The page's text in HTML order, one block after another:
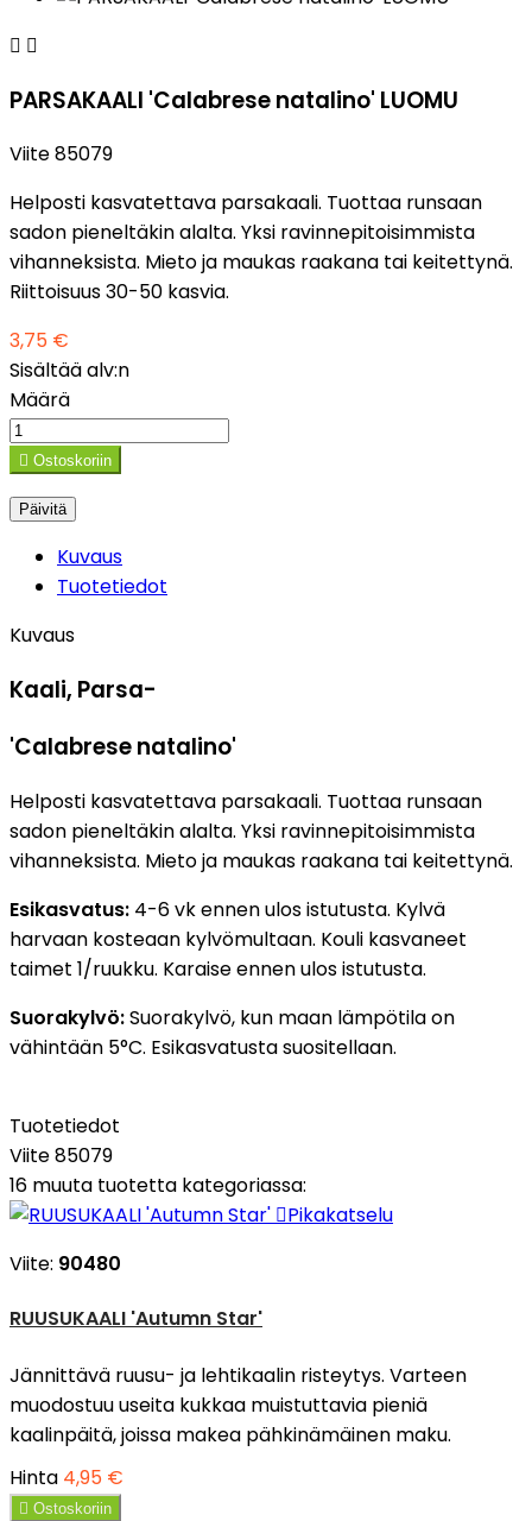
 
PARSAKAALI 'Calabrese natalino' LUOMU
Viite85079
Helposti kasvatettava parsakaali. Tuottaa runsaan
sadon pieneltäkin alalta. Yksi ravinnepitoisimmista
vihanneksista. Mieto ja maukas raakana tai keitettynä.
Riittoisuus 30-50 kasvia.
3,75 €
Sisältää alv:n
Määrä
 Ostoskoriin
Kuvaus
Tuotetiedot
Kuvaus
Kaali, Parsa-
'Calabrese natalino'
Helposti kasvatettava parsakaali. Tuottaa runsaan
sadon pieneltäkin alalta. Yksi ravinnepitoisimmista
vihanneksista. Mieto ja maukas raakana tai keitettynä.
Esikasvatus: 4-6 vk ennen ulos istutusta. Kylvä
harvaan kosteaan kylvömultaan. Kouli kasvaneet
taimet 1/ruukku. Karaise ennen ulos istutusta.
Suorakylvö:Suorakylvö, kun maan lämpötila on
vähintään 5°C. Esikasvatusta suositellaan.
Tuotetiedot
Viite85079
16 muuta tuotetta kategoriassa:
Pikakatselu
Viite: 90480
RUUSUKAALI 'Autumn Star'
Jännittävä ruusu- ja lehtikaalin risteytys. Varteen
muodostuu useita kukkaa muistuttavia pieniä
kaalinpäitä, joissa makea pähkinämäinen maku.
Hinta 4,95 €
 Ostoskoriin